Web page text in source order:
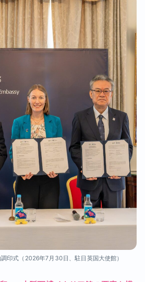
印式（2026年7月30日、駐日英国大使館）